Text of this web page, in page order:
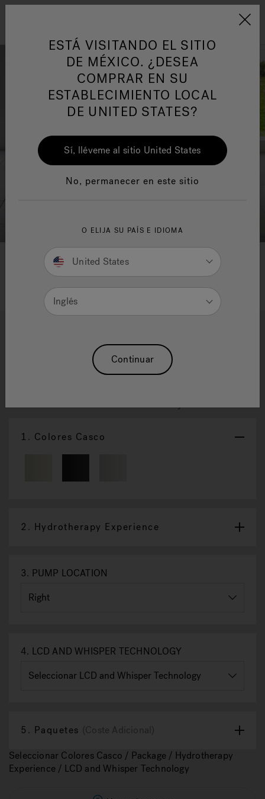
Jacuzzi&reg; Latin
Responsabilidad Social
HIDROMASAJE
Fuzion® BañEra Empotrada
Disponible en experiencias de hidroterapia 2
1. Colores Casco
2. Hydrotherapy Experience
3. PUMP LOCATION
4. LCD AND WHISPER TECHNOLOGY
5. Paquetes (Coste Adicional)
Seleccionar Colores Casco / Package / Hydrotherapy
Experience / LCD and Whisper Technology
ESTÁ VISITANDO EL SITIO
DE MÉXICO. ¿DESEA
COMPRAR EN SU
ESTABLECIMIENTO LOCAL
DE UNITED STATES?
Sí, lléveme al sitio United States
No, permanecer en este sitio
O ELIJA SU PAÍS E IDIOMA
United States
Inglés
Continuar